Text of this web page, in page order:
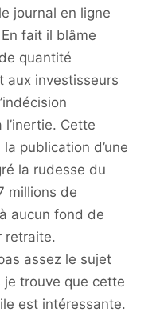
journal en ligne
fait il blâme
quantité
aux investisseurs
Cette
publication d’une
la rudesse du
millions de
aucun fond de
retraite.
assez le sujet
je trouve que cette
est intéressante.